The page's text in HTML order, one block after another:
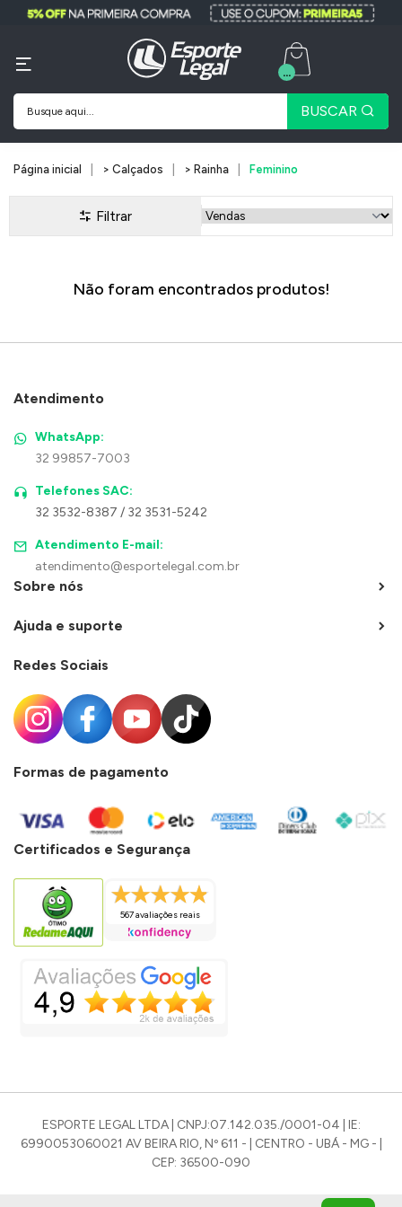
BUSCAR
...
Página inicial > Calçados > Rainha Feminino
Filtrar
Não foram encontrados produtos!
Atendimento
WhatsApp:
32 99857-7003
Telefones SAC:
32 3532-8387 / 32 3531-5242
Atendimento E-mail:
atendimento@esportelegal.com.br
Sobre nós
Ajuda e suporte
Redes Sociais
Formas de pagamento
Certificados e Segurança
567 avaliações reais
ESPORTE LEGAL LTDA | CNPJ:07.142.035./0001-04 | IE:
6990053060021 AV BEIRA RIO, Nº 611 - | CENTRO - UBÁ - MG - |
CEP: 36500-090